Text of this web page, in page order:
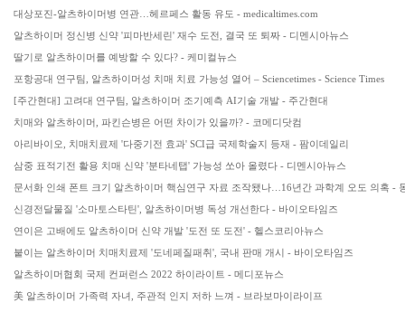
대상포진-알츠하이머병 연관…헤르페스 활동 유도 - medicaltimes.com
알츠하이머 정신병 신약 '피마반세린' 재수 도전, 결국 또 퇴짜 - 디멘시아뉴스
딸기로 알츠하이머를 예방할 수 있다? - 케미컬뉴스
포항공대 연구팀, 알츠하이머성 치매 치료 가능성 열어 – Sciencetimes - Science Times
[주간현대] 고려대 연구팀, 알츠하이머 조기예측 AI기술 개발 - 주간현대
치매와 알츠하이머, 파킨슨병은 어떤 차이가 있을까? - 코메디닷컴
아리바이오, 치매치료제 '다중기전 효과' SCI급 국제학술지 등재 - 팜이데일리
삼중 표적기전 활용 치매 신약 '분타네탭' 가능성 쏘아 올렸다 - 디멘시아뉴스
문서화 인쇄 폰트 크기 알츠하이머 핵심연구 자료 조작됐나…16년간 과학계 오도 의혹 -
신경전달물질 '소마토스타틴', 알츠하이머병 독성 개선한다 - 바이오타임즈
연이은 고배에도 알츠하이머 신약 개발 '도전 또 도전' - 헬스코리아뉴스
붙이는 알츠하이머 치매치료제 '도네페질패취', 국내 판매 개시 - 바이오타임즈
알츠하이머협회 국제 컨퍼런스 2022 하이라이트 - 메디포뉴스
美 알츠하이머 가족력 자녀, 주관적 인지 저하 느껴 - 브라보마이라이프